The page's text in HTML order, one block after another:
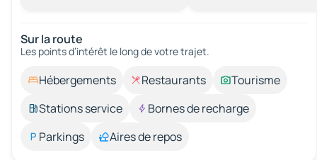
Sur la route
Les points d’intérêt le long de votre trajet.
Hébergements Restaurants
Tourisme
Stations service
Bornes de recharge
Parkings
Aires de repos